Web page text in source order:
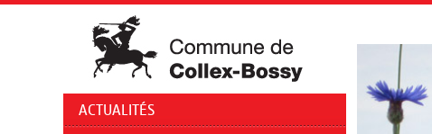
ACTUALITÉS